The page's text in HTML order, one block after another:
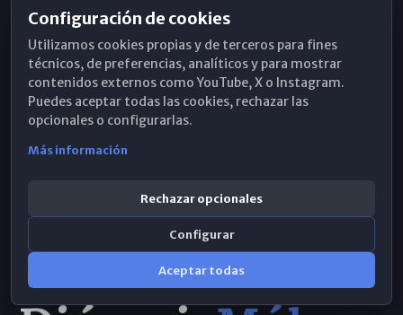
Horarios de Misa
Hemeroteca
WhatsApp
Configuración de cookies
Utilizamos cookies propias y de terceros para fines
técnicos, de preferencias, analíticos y para mostrar
contenidos externos como YouTube, X o Instagram.
Puedes aceptar todas las cookies, rechazar las
opcionales o configurarlas.
Más información
Rechazar opcionales
Configurar
Aceptar todas